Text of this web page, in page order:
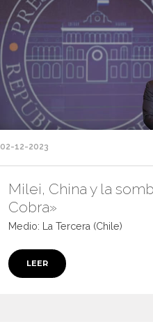
02-12-2023
Milei, China y la
Cobra»
Medio: La Tercera (Chile)
LEER